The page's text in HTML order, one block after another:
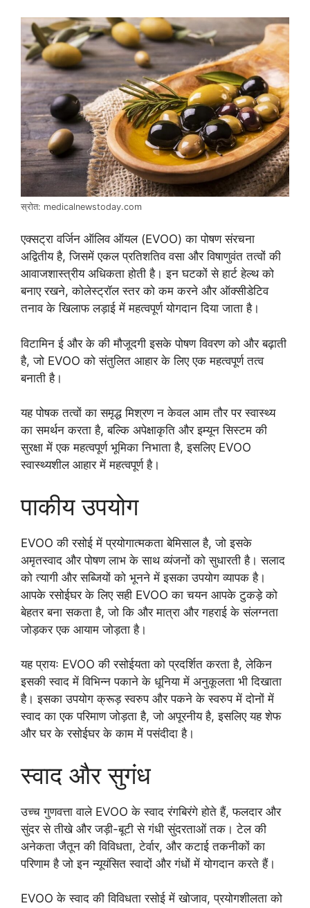
स्रोत: medicalnewstoday.com
एक्सट्रा वर्जिन ऑलिव ऑयल (EVOO) का पोषण संरचना
अद्वितीय है, जिसमें एकल प्रतिशतिव वसा और विषाणुवंत तत्वों की
आवाजशास्त्रीय अधिकता होती है। इन घटकों से हार्ट हेल्थ को
बनाए रखने, कोलेस्ट्रॉल स्तर को कम करने और ऑक्सीडेटिव
तनाव के खिलाफ लड़ाई में महत्वपूर्ण योगदान दिया जाता है।
विटामिन ई और के की मौजूदगी इसके पोषण विवरण को और बढ़ाती
है, जो EVOO को संतुलित आहार के लिए एक महत्वपूर्ण तत्व
बनाती है।
यह पोषक तत्वों का समृद्ध मिश्रण न केवल आम तौर पर स्वास्थ्य
का समर्थन करता है, बल्कि अपेक्षाकृति और इम्यून सिस्टम की
सुरक्षा में एक महत्वपूर्ण भूमिका निभाता है, इसलिए EVOO
स्वास्थ्यशील आहार में महत्वपूर्ण है।
पाकीय उपयोग
EVOO की रसोई में प्रयोगात्मकता बेमिसाल है, जो इसके
अमृतस्वाद और पोषण लाभ के साथ व्यंजनों को सुधारती है। सलाद
को त्यागी और सब्जियों को भूनने में इसका उपयोग व्यापक है।
आपके रसोईघर के लिए सही EVOO का चयन आपके टुकड़े को
बेहतर बना सकता है, जो कि और मात्रा और गहराई के संलग्नता
जोड़कर एक आयाम जोड़ता है।
यह प्रायः EVOO की रसोईयता को प्रदर्शित करता है, लेकिन
इसकी स्वाद में विभिन्न पकाने के धूनिया में अनुकूलता भी दिखाता
है। इसका उपयोग क्रूड़ स्वरुप और पकने के स्वरुप में दोनों में
स्वाद का एक परिमाण जोड़ता है, जो अपूरनीय है, इसलिए यह शेफ
और घर के रसोईघर के काम में पसंदीदा है।
स्वाद और सुगंध
उच्च गुणवत्ता वाले EVOO के स्वाद रंगबिरंगे होते हैं, फलदार और
सुंदर से तीखे और जड़ी-बूटी से गंधी सुंदरताओं तक। टेल की
अनेकता जैतून की विविधता, टेर्वार, और कटाई तकनीकों का
परिणाम है जो इन न्यूयंसित स्वादों और गंधों में योगदान करते हैं।
EVOO के स्वाद की विविधता रसोई में खोजाव, प्रयोगशीलता को